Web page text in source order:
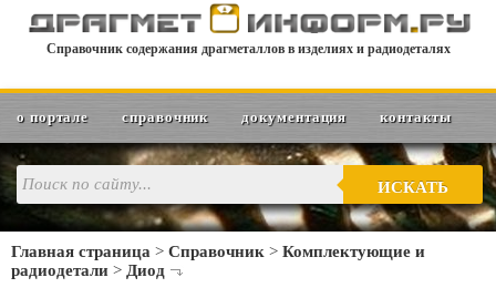
Справочник содержания драгметаллов в изделиях и радиодеталях
о портале справочник документация контакты
ИСКАТЬ
Главная страница > Справочник > Комплектующие и
радиодетали > Диод